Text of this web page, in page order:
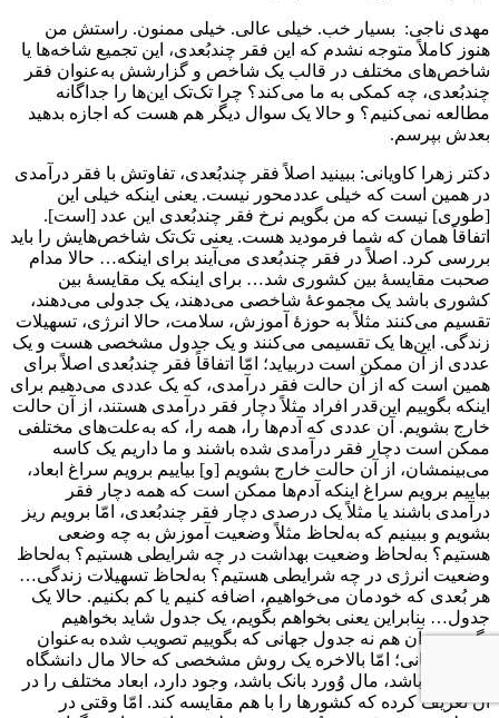
مهدی ناجی: بسیار خب. خیلی عالی. خیلی ممنون. راستش من
هنوز کاملاً متوجه نشدم که این فقر چندبُعدی، این تجمیع شاخه‌ها یا
شاخص‌های مختلف در قالب یک شاخص و گزارشش به‌عنوان فقر
چندبُعدی، چه کمکی به ما می‌کند؟ چرا تک‌تک این‌ها را جداگانه
مطالعه نمی‌کنیم؟ و حالا یک سوال دیگر هم هست که اجازه بدهید
بعدش بپرسم.
دکتر زهرا کاویانی: ببینید اصلاً فقر چندبُعدی، تفاوتش با فقر درآمدی
در همین است که خیلی عددمحور نیست. یعنی اینکه خیلی این
[طوری] نیست که من بگویم نرخ فقر چندبُعدی این عدد [است].
اتفاقاً همان که شما فرمودید هست. یعنی تک‌تک شاخص‌هایش را باید
بررسی کرد. اصلاً در فقر چندبُعدی می‌آیند برای اینکه… حالا مدام
صحبت مقایسۀ بین کشوری شد… برای اینکه یک مقایسۀ بین
کشوری باشد یک مجموعۀ شاخصی می‌دهند، یک جدولی می‌دهند،
تقسیم می‌کنند مثلاً به حوزۀ آموزش، سلامت، حالا انرژی، تسهیلات
زندگی. این‌ها یک تقسیمی می‌کنند و یک جدول مشخصی هست و یک
عددی از آن ممکن است دربیاید؛ امّا اتفاقاً فقر چندبُعدی اصلاً برای
همین است که از آن حالت فقر درآمدی، که یک عددی می‌دهیم برای
اینکه بگوییم این‌قدر افراد مثلاً دچار فقر درآمدی هستند، از آن حالت
خارج بشویم. آن عددی که آدم‌ها را، همه را، که به‌علت‌های مختلفی
ممکن است دچار فقر درآمدی شده باشند و ما داریم یک کاسه
می‌بینمشان، از آن حالت خارج بشویم [و] بیاییم برویم سراغ ابعاد،
بیاییم برویم سراغ اینکه آدم‌ها ممکن است که همه دچار فقر
درآمدی باشند یا مثلاً یک درصدی دچار فقر چندبُعدی، امّا برویم ریز
بشویم و ببینیم که به‌لحاظ مثلاً وضعیت آموزش به چه وضعی
هستیم؟ به‌لحاظ وضعیت بهداشت در چه شرایطی هستیم؟ به‌لحاظ
وضعیت انرژی در چه شرایطی هستیم؟ به‌لحاظ تسهیلات زندگی…
هر بُعدی که خودمان می‌خواهیم، اضافه کنیم یا کم بکنیم. حالا یک
جدول… بنابراین یعنی بخواهم بگویم، یک جدول شاید بخواهیم
بگوییم… آن هم نه جدول جهانی که بگوییم تصویب شده به‌عنوان
جدول جهانی؛ امّا بالاخره یک روش مشخصی که حالا مال دانشگاه
آکسفورد باشد، مال وُورد بانک باشد، وجود دارد، ابعاد مختلف را در
آن تعریف کرده که کشورها را با هم مقایسه کند. امّا وقتی در